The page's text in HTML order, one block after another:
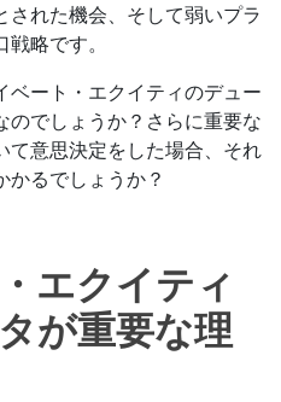
された機会、そして弱いプラ
略です。
ベート・エクイティのデュー
のでしょうか？さらに重要な
て意思決定をした場合、それ
かるでしょうか？
エクイティ
が重要な理